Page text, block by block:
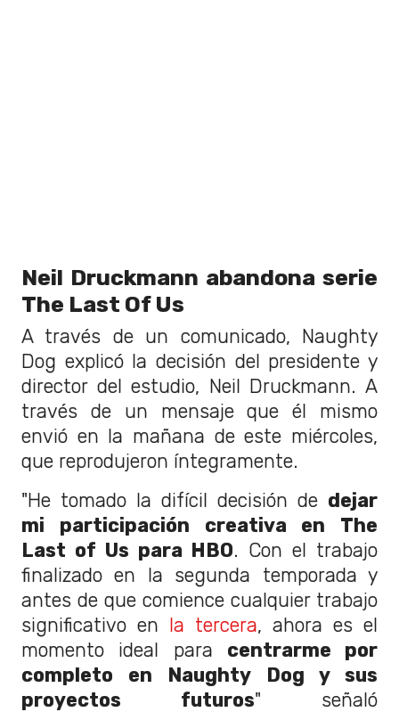
Neil Druckmann abandona serie
The Last Of Us
A través de un comunicado, Naughty
Dog explicó la decisión del presidente y
director del estudio, Neil Druckmann. A
través de un mensaje que él mismo
envió en la mañana de este miércoles,
que reprodujeron íntegramente.
"He tomado la difícil decisión de dejar
mi participación creativa en The
Last of Us para HBO. Con el trabajo
finalizado en la segunda temporada y
antes de que comience cualquier trabajo
significativo en la tercera, ahora es el
momento ideal para centrarme por
completo en Naughty Dog y sus
proyectos futuros" señaló